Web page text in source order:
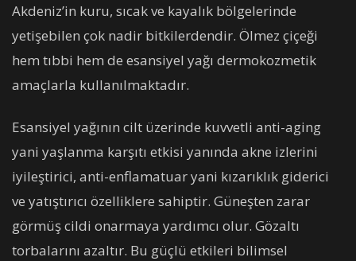
Akdeniz’in kuru, sıcak ve kayalık bölgelerinde
yetişebilen çok nadir bitkilerdendir. Ölmez çiçeği
hem tıbbi hem de esansiyel yağı dermokozmetik
amaçlarla kullanılmaktadır.
Esansiyel yağının cilt üzerinde kuvvetli anti-aging
yani yaşlanma karşıtı etkisi yanında akne izlerini
iyileştirici, anti-enflamatuar yani kızarıklık giderici
ve yatıştırıcı özelliklere sahiptir. Güneşten zarar
görmüş cildi onarmaya yardımcı olur. Gözaltı
torbalarını azaltır. Bu güçlü etkileri bilimsel